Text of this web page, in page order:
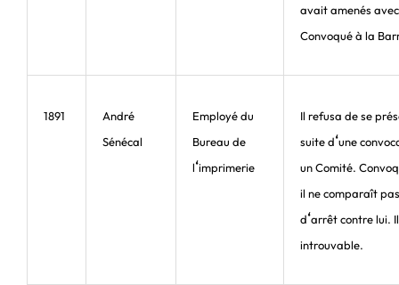
avait amenés
Convoqué à la
1891
André
Sénécal
Employé du
Bureau de
l‘imprimerie
Il refusa de se
suite d‘une
un Comité.
il ne comparaît
d‘arrêt contre lui.
introuvable.